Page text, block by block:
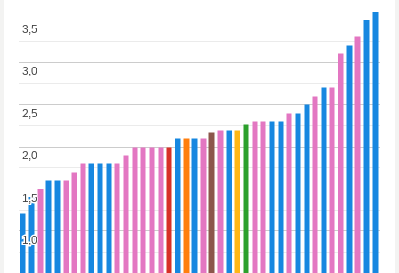
1,0
1,0
1,5
1,5
2,0
2,0
2,5
2,5
3,0
3,0
3,5
3,5